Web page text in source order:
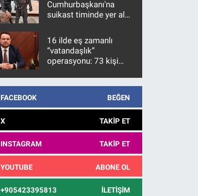
Cumhurbaşkanı'na
suikast timinde yer alan
10 yıl sonra yakalandı
16 ilde eş zamanlı
“vatandaşlık”
operasyonu: 73 kişi
FACEBOOK BEĞEN
X TAKIP ET
INSTAGRAM TAKIP ET
YOUTUBE ABONE OL
+905423395813 İLETIŞIM